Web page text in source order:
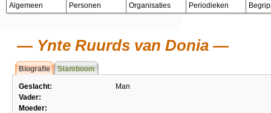
Algemeen Personen Organisaties Periodieken
Ynte Ruurds van Donia
Biografie Stamboom
Geslacht:
Man
Vader:
Moeder: